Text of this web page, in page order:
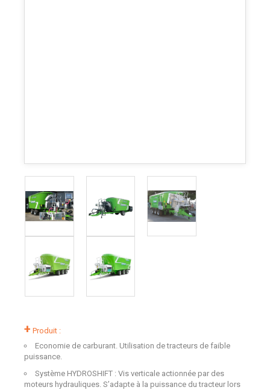
+ Produit :
Economie de carburant. Utilisation de tracteurs de faible
puissance.
Système HYDROSHIFT : Vis verticale actionnée par des
moteurs hydrauliques. S’adapte à la puissance du tracteur lors